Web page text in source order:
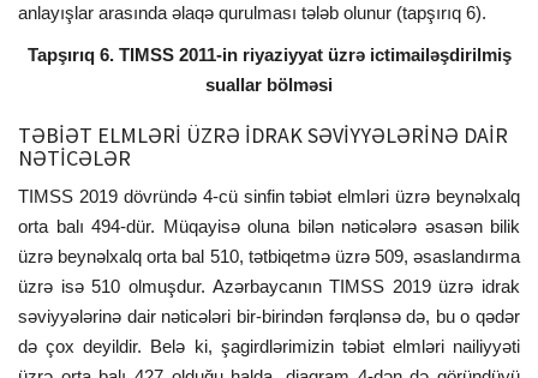
anlayışlar arasında əlaqə qurulması tələb olunur (tapşırıq 6).
Tapşırıq 6. TIMSS 2011-in riyaziyyat üzrə ictimailəşdirilmiş
suallar bölməsi
TƏBİƏT ELMLƏRİ ÜZRƏ İDRAK SƏVİYYƏLƏRİNƏ DAİR
NƏTİCƏLƏR
TIMSS 2019 dövründə 4-cü sinfin təbiət elmləri üzrə beynəlxalq
orta balı 494-dür. Müqayisə oluna bilən nəticələrə əsasən bilik
üzrə beynəlxalq orta bal 510, tətbiqetmə üzrə 509, əsaslandırma
üzrə isə 510 olmuşdur. Azərbaycanın TIMSS 2019 üzrə idrak
səviyyələrinə dair nəticələri bir-birindən fərqlənsə də, bu o qədər
də çox deyildir. Belə ki, şagirdlərimizin təbiət elmləri nailiyyəti